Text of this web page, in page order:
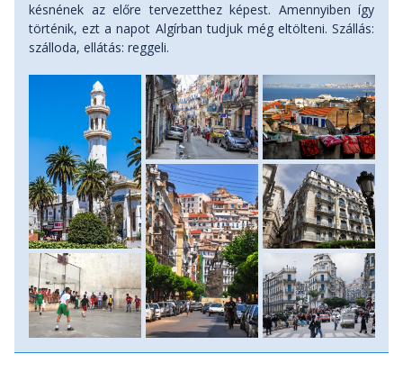
késnének az előre tervezetthez képest. Amennyiben így
történik, ezt a napot Algírban tudjuk még eltölteni. Szállás:
szálloda, ellátás: reggeli.